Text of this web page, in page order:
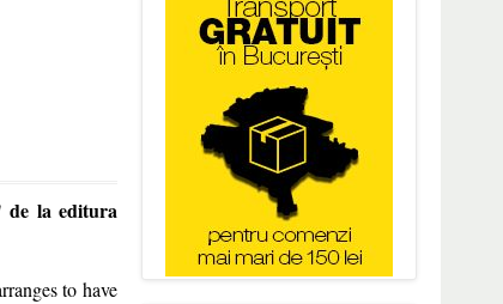
de la editura
to have